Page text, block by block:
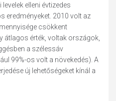
elleni évtizedes
eredményeket. 2010 volt az
csökkent
átlagos érték, voltak országok,
a szélessáv
99%-os volt a növekedés). A
új lehetőségeket kínál a